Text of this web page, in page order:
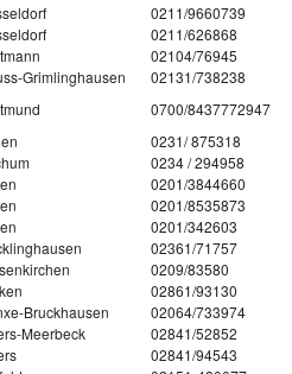
0211/9660739
0211/626868
02104/76945
Grimlinghausen
02131/738238
0700/8437772947
0231/ 875318
0234 / 294958
0201/3844660
0201/8535873
0201/342603
02361/71757
0209/83580
02861/93130
Bruckhausen
02064/733974
Meerbeck
02841/52852
02841/94543